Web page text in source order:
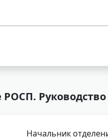
РОСП.
Начальник